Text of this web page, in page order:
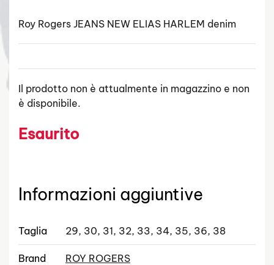
Roy Rogers JEANS NEW ELIAS HARLEM denim
Il prodotto non è attualmente in magazzino e non
è disponibile.
Esaurito
Informazioni aggiuntive
Taglia 29, 30, 31, 32, 33, 34, 35, 36, 38
Brand ROY ROGERS